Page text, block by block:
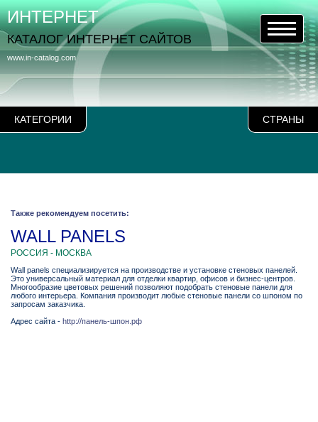
КАТЕГОРИИ СТРАНЫ
www.in-catalog.com
ИНТЕРНЕТ
КАТАЛОГ ИНТЕРНЕТ САЙТОВ
Также рекомендуем посетить:
WALL PANELS
РОССИЯ - МОСКВА
Wall panels специализируется на производстве и установке стеновых панелей.
Это универсальный материал для отделки квартир, офисов и бизнес-центров.
Многообразие цветовых решений позволяют подобрать стеновые панели для
любого интерьера. Компания производит любые стеновые панели со шпоном по
запросам заказчика.
Адрес сайта - http://панель-шпон.рф